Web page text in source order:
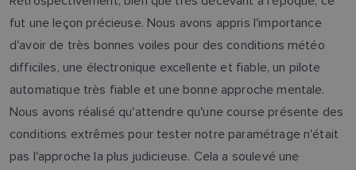
fut une leçon précieuse. Nous avons appris l'importance
d'avoir de très bonnes voiles pour des conditions météo
difficiles, une électronique excellente et fiable, un pilote
automatique très fiable et une bonne approche mentale.
Nous avons réalisé qu'attendre qu'une course présente des
conditions extrêmes pour tester notre paramétrage n'était
pas l'approche la plus judicieuse. Cela a soulevé une